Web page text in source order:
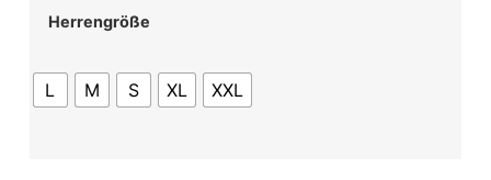
Herrengröße
L M S XL XXL